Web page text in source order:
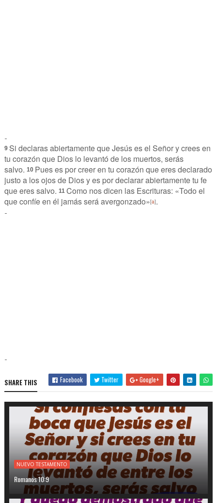
-
9 Si declaras abiertamente que Jesús es el Señor y crees en
tu corazón que Dios lo levantó de los muertos, serás
salvo. 10 Pues es por creer en tu corazón que eres declarado
justo a los ojos de Dios y es por declarar abiertamente tu fe
que eres salvo. 11 Como nos dicen las Escrituras: «Todo el
que confíe en él jamás será avergonzado»[a].
-
-
SHARE THIS Facebook Twitter Google+
NUEVO TESTAMENTO
Romanos 10:9